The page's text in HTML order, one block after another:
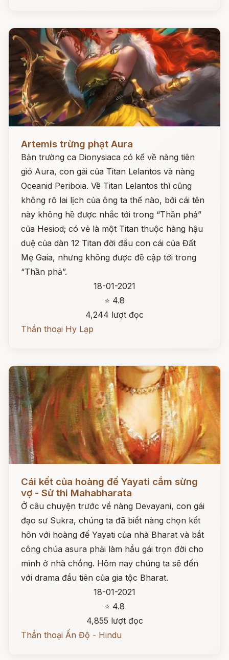
Artemis trừng phạt Aura
Bản trường ca Dionysiaca có kể về nàng tiên
gió Aura, con gái của Titan Lelantos và nàng
Oceanid Periboia. Về Titan Lelantos thì cũng
không rõ lai lịch của ông ta thế nào, bởi cái tên
này không hề được nhắc tới trong “Thần phả”
của Hesiod; có vẻ là một Titan thuộc hàng hậu
duệ của dàn 12 Titan đời đầu con cái của Đất
Mẹ Gaia, nhưng không được đề cập tới trong
“Thần phả”.
18-01-2021
⭐ 4.8
4,244 lượt đọc
Thần thoại Hy Lạp
Cái kết của hoàng đế Yayati cắm sừng
vợ - Sử thi Mahabharata
Ở câu chuyện trước về nàng Devayani, con gái
đạo sư Sukra, chúng ta đã biết nàng chọn kết
hôn với hoàng đế Yayati của nhà Bharat và bắt
công chúa asura phải làm hầu gái trọn đời cho
mình ở nhà chồng. Hôm nay chúng ta sẽ đến
với drama đầu tiên của gia tộc Bharat.
18-01-2021
⭐ 4.8
4,855 lượt đọc
Thần thoại Ấn Độ - Hindu